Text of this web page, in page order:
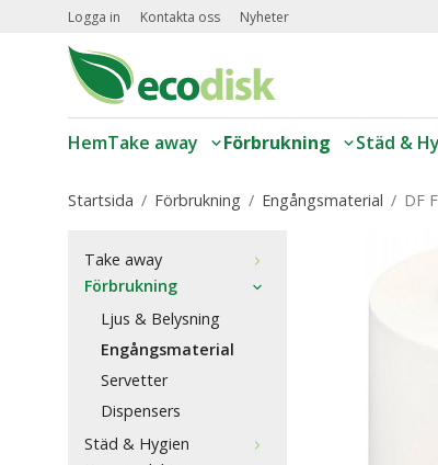
Logga in Kontakta oss Nyheter
HemTake away Förbrukning Städ &
Startsida / Förbrukning / Engångsmaterial / DF
Take away
Förbrukning
Ljus & Belysning
Engångsmaterial
Servetter
Dispensers
Städ & Hygien